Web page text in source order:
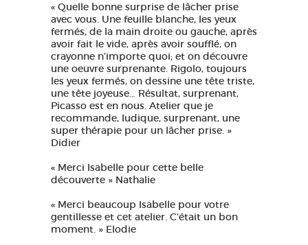
« Quelle bonne surprise de lâcher prise
avec vous. Une feuille blanche, les yeux
fermés, de la main droite ou gauche, après
avoir fait le vide, après avoir soufflé, on
crayonne n’importe quoi; et on découvre
une oeuvre surprenante. Rigolo, toujours
les yeux fermés, on dessine une tête triste,
une tête joyeuse… Résultat, surprenant,
Picasso est en nous. Atelier que je
recommande, ludique, surprenant, une
super thérapie pour un lâcher prise. »
Didier
« Merci Isabelle pour cette belle
découverte » Nathalie
« Merci beaucoup Isabelle pour votre
gentillesse et cet atelier. C’était un bon
moment. » Elodie